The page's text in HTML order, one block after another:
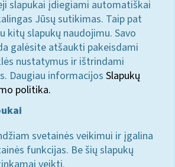
slapukai įdiegiami automatiškai
Jūsų sutikimas. Taip pat
kitų slapukų naudojimu. Savo
galėsite atšaukti pakeisdami
nustatymus ir ištrindami
Daugiau informacijos Slapukų
politika.
svetainės veikimui ir įgalina
funkcijas. Be šių slapukų